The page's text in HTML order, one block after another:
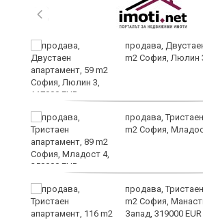
продава,
m2 София, Люлин
продава,
m2 София,
продава,
m2 София,
Запад, 319000 EUR